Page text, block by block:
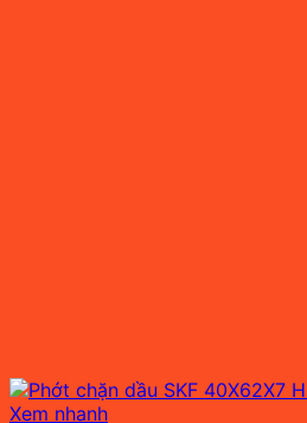
Xem nhanh